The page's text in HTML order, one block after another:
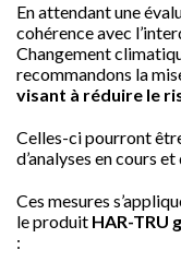
En attendant une
cohérence avec
Changement
recommandons la
visant à réduire le
Celles-ci pourront
d’analyses en cours
Ces mesures
le produit HAR-TRU
: